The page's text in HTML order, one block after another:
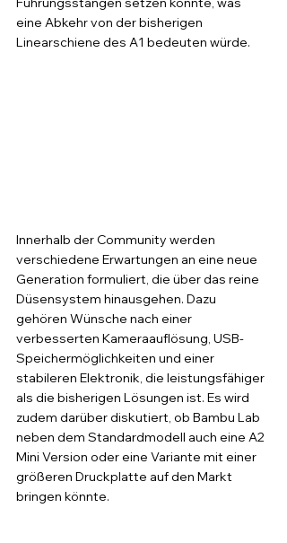
eine Abkehr von der bisherigen
Linearschiene des A1 bedeuten würde.
Innerhalb der Community werden
verschiedene Erwartungen an eine neue
Generation formuliert, die über das reine
Düsensystem hinausgehen. Dazu
gehören Wünsche nach einer
verbesserten Kameraauflösung, USB-
Speichermöglichkeiten und einer
stabileren Elektronik, die leistungsfähiger
als die bisherigen Lösungen ist. Es wird
zudem darüber diskutiert, ob Bambu Lab
neben dem Standardmodell auch eine A2
Mini Version oder eine Variante mit einer
größeren Druckplatte auf den Markt
bringen könnte.